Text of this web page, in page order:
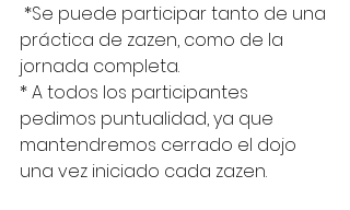
*Se puede participar tanto de una
práctica de zazen, como de la
jornada completa.
* A todos los participantes
pedimos puntualidad, ya que
mantendremos cerrado el dojo
una vez iniciado cada zazen.